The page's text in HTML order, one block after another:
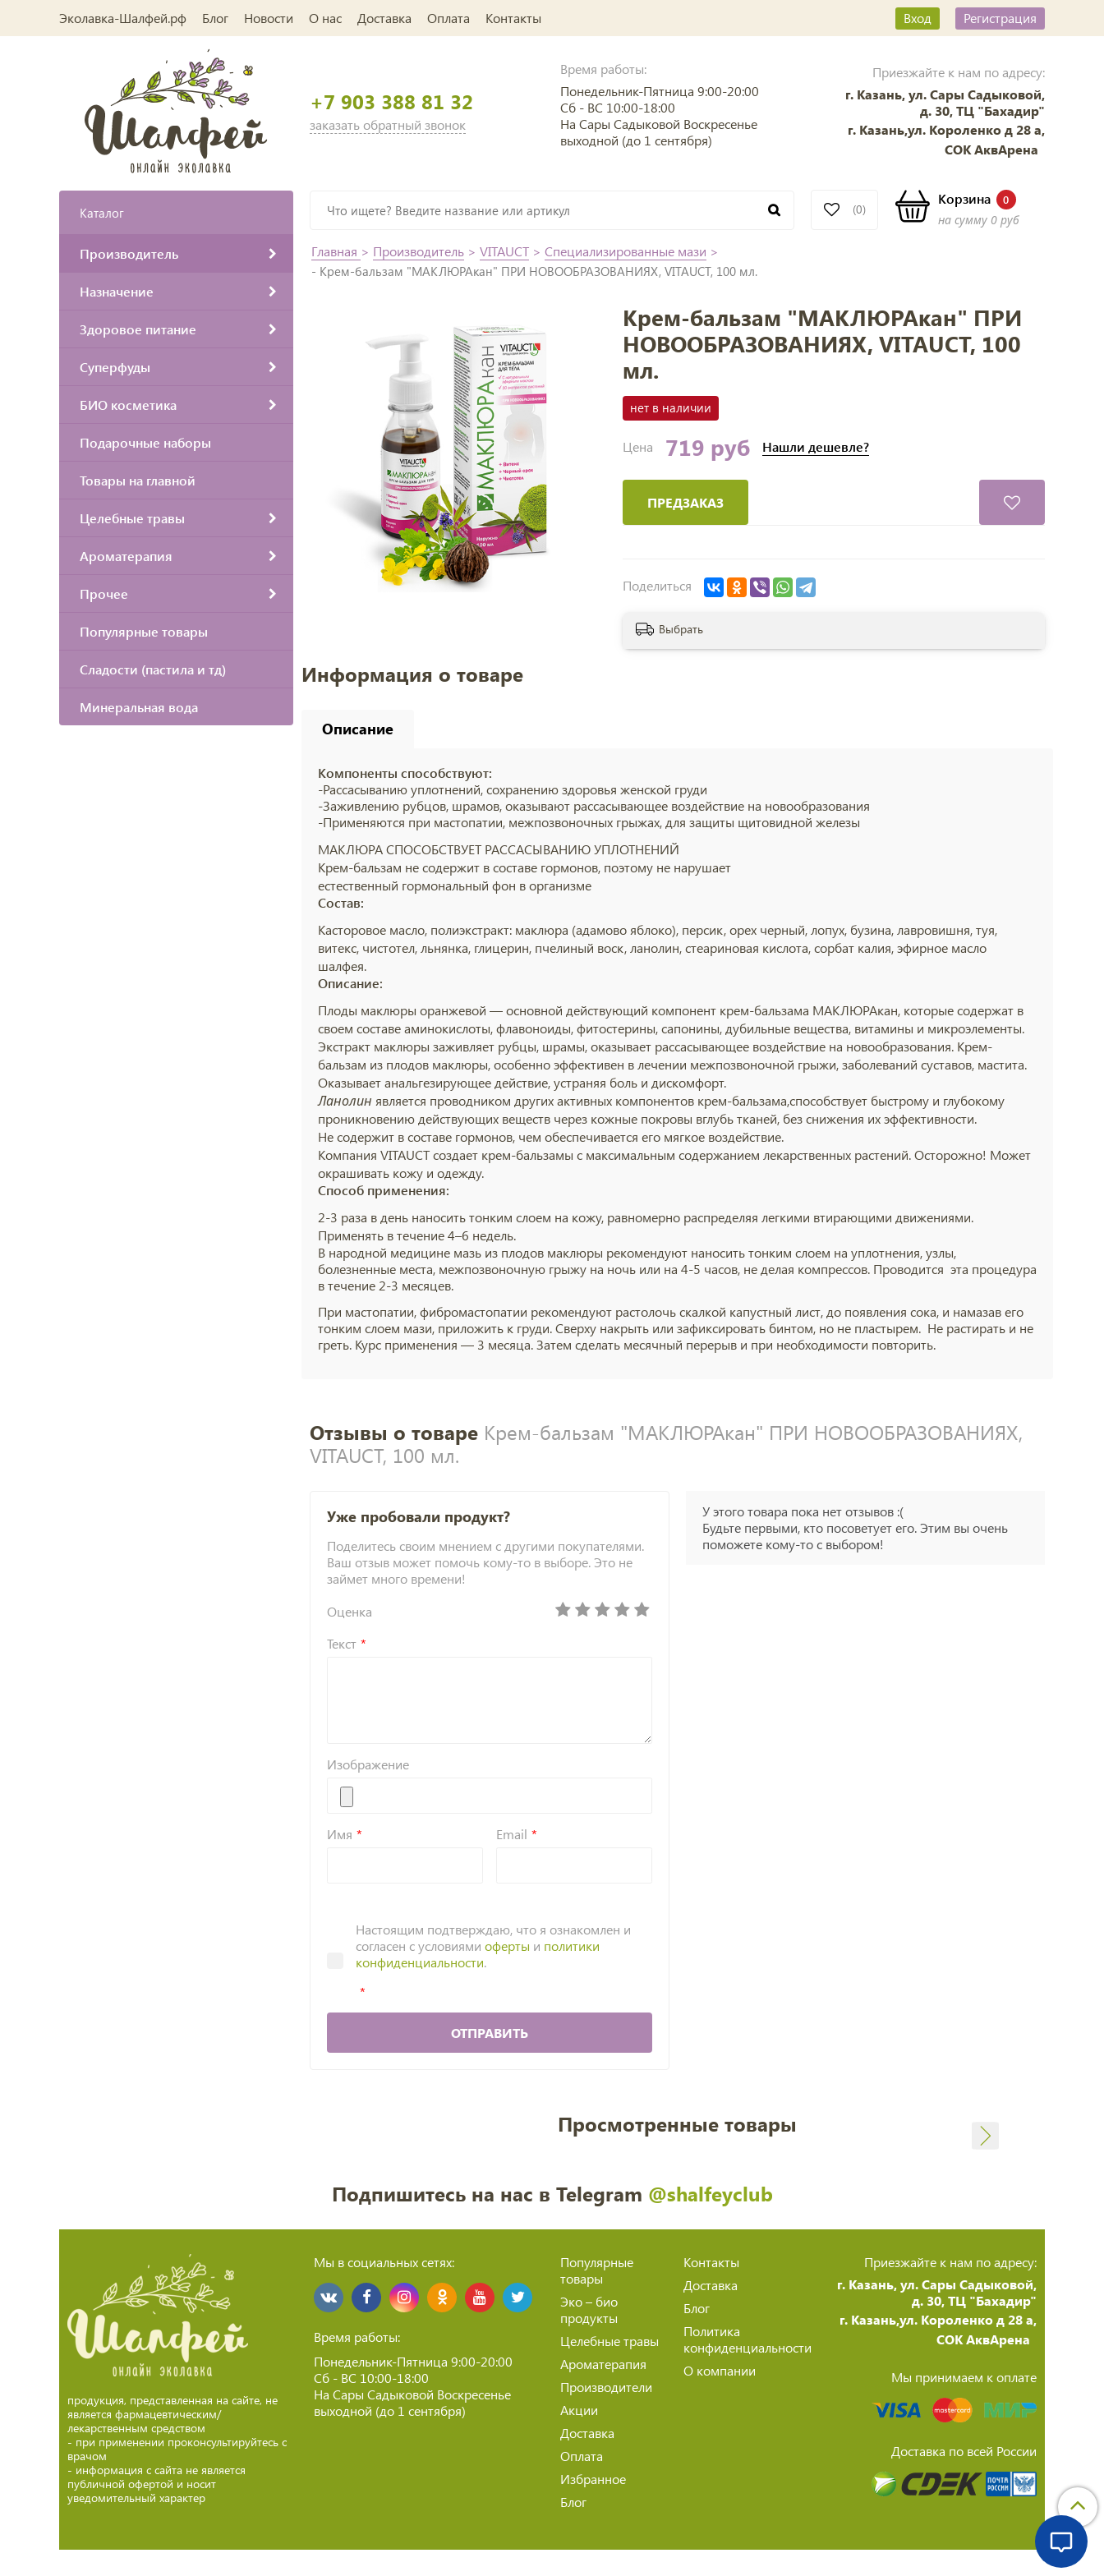
Эколавка-Шалфей.рф Блог Новости О нас Доставка Оплата Контакты Вход Регистрация
+7 903 388 81 32
заказать обратный звонок
Время работы:
Понедельник-Пятница 9:00-20:00
Сб - ВС 10:00-18:00
На Сары Садыковой Воскресенье
выходной (до 1 сентября)
Приезжайте к нам по адресу:
г. Казань, ул. Сары Садыковой,
д. 30, ТЦ "Бахадир"
г. Казань,ул. Короленко д 28 а,
СОК АквАрена
(0)
Корзина 0
на сумму 0 руб
Каталог
Производитель
Назначение
Здоровое питание
Суперфуды
БИО косметика
Подарочные наборы
Товары на главной
Целебные травы
Ароматерапия
Прочее
Популярные товары
Сладости (пастила и тд)
Минеральная вода
Главная > Производитель > VITAUCT > Специализированные мази >
- Крем-бальзам "МАКЛЮРАкан" ПРИ НОВООБРАЗОВАНИЯХ, VITAUCT, 100 мл.
Крем-бальзам "МАКЛЮРАкан" ПРИ
НОВООБРАЗОВАНИЯХ, VITAUCT, 100
мл.
нет в наличии
Цена 719 руб Нашли дешевле?
ПРЕДЗАКАЗ
Поделиться
Выбрать
Информация о товаре
Описание
Компоненты способствуют:
-Рассасыванию уплотнений, сохранению здоровья женской груди
-Заживлению рубцов, шрамов, оказывают рассасывающее воздействие на новообразования
-Применяются при мастопатии, межпозвоночных грыжах, для защиты щитовидной железы
МАКЛЮРА СПОСОБСТВУЕТ РАССАСЫВАНИЮ УПЛОТНЕНИЙ
Крем-бальзам не содержит в составе гормонов, поэтому не нарушает
естественный гормональный фон в организме
Состав:
Касторовое масло, полиэкстракт: маклюра (адамово яблоко), персик, орех черный, лопух, бузина, лавровишня, туя,
витекс, чистотел, льнянка, глицерин, пчелиный воск, ланолин, стеариновая кислота, сорбат калия, эфирное масло
шалфея.
Описание:
Плоды маклюры оранжевой ― основной действующий компонент крем-бальзама МАКЛЮРАкан, которые содержат в
своем составе аминокислоты, флавоноиды, фитостерины, сапонины, дубильные вещества, витамины и микроэлементы.
Экстракт маклюры заживляет рубцы, шрамы, оказывает рассасывающее воздействие на новообразования. Крем-
бальзам из плодов маклюры, особенно эффективен в лечении межпозвоночной грыжи, заболеваний суставов, мастита.
Оказывает анальгезирующее действие, устраняя боль и дискомфорт.
Ланолин является проводником других активных компонентов крем-бальзама,способствует быстрому и глубокому
проникновению действующих веществ через кожные покровы вглубь тканей, без снижения их эффективности.
Не содержит в составе гормонов, чем обеспечивается его мягкое воздействие.
Компания VITAUCT создает крем-бальзамы с максимальным содержанием лекарственных растений. Осторожно! Может
окрашивать кожу и одежду.
Способ применения:
2-3 раза в день наносить тонким слоем на кожу, равномерно распределяя легкими втирающими движениями.
Применять в течение 4–6 недель.
В народной медицине мазь из плодов маклюры рекомендуют наносить тонким слоем на уплотнения, узлы,
болезненные места, межпозвоночную грыжу на ночь или на 4-5 часов, не делая компрессов. Проводится эта процедура
в течение 2-3 месяцев.
При мастопатии, фибромастопатии рекомендуют растолочь скалкой капустный лист, до появления сока, и намазав его
тонким слоем мази, приложить к груди. Сверху накрыть или зафиксировать бинтом, но не пластырем. Не растирать и не
греть. Курс применения — 3 месяца. Затем сделать месячный перерыв и при необходимости повторить.
Отзывы о товаре Крем-бальзам "МАКЛЮРАкан" ПРИ НОВООБРАЗОВАНИЯХ,
VITAUCT, 100 мл.
Уже пробовали продукт?
Поделитесь своим мнением с другими покупателями.
Ваш отзыв может помочь кому-то в выборе. Это не
займет много времени!
Оценка
Текст
Изображение
Имя Email
Настоящим подтверждаю, что я ознакомлен и
согласен с условиями оферты и политики
конфиденциальности.
ОТПРАВИТЬ
У этого товара пока нет отзывов :(
Будьте первыми, кто посоветует его. Этим вы очень
поможете кому-то с выбором!
Просмотренные товары
Подпишитесь на нас в Telegram @shalfeyclub
продукция, представленная на сайте, не
является фармацевтическим/
лекарственным средством
- при применении проконсультируйтесь с
врачом
- информация с сайта не является
публичной офертой и носит
уведомительный характер
Мы в социальных сетях:
Время работы:
Понедельник-Пятница 9:00-20:00
Сб - ВС 10:00-18:00
На Сары Садыковой Воскресенье
выходной (до 1 сентября)
Популярные
товары
Эко – био
продукты
Целебные травы
Ароматерапия
Производители
Акции
Доставка
Оплата
Избранное
Блог
Контакты
Доставка
Блог
Политика
конфиденциальности
О компании
Приезжайте к нам по адресу:
г. Казань, ул. Сары Садыковой,
д. 30, ТЦ "Бахадир"
г. Казань,ул. Короленко д 28 а,
СОК АквАрена
Мы принимаем к оплате
Доставка по всей России